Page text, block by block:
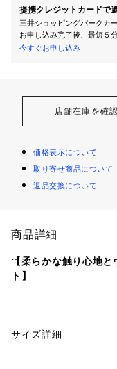
提携クレジットカードで
三井ショッピングパークカ
お申し込み完了後、最短５
今すぐお申し込み
店舗在庫を確認
価格表示について
取り寄せ商品について
返品交換について
商品詳細
【柔らかな触り心地と
ト】
性別：メンズ
素材：毛70% ナイロン
サイズ詳細